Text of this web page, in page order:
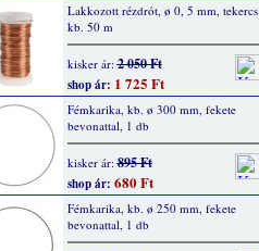
Lakkozott rézdrót, ø 0, 5 mm, tekercs
kb. 50 m
kisker ár:2 050 Ft
shop ár: 1 725 Ft
Fémkarika, kb. ø 300 mm, fekete
bevonattal, 1 db
kisker ár:895 Ft
shop ár: 680 Ft
Fémkarika, kb. ø 250 mm, fekete
bevonattal, 1 db